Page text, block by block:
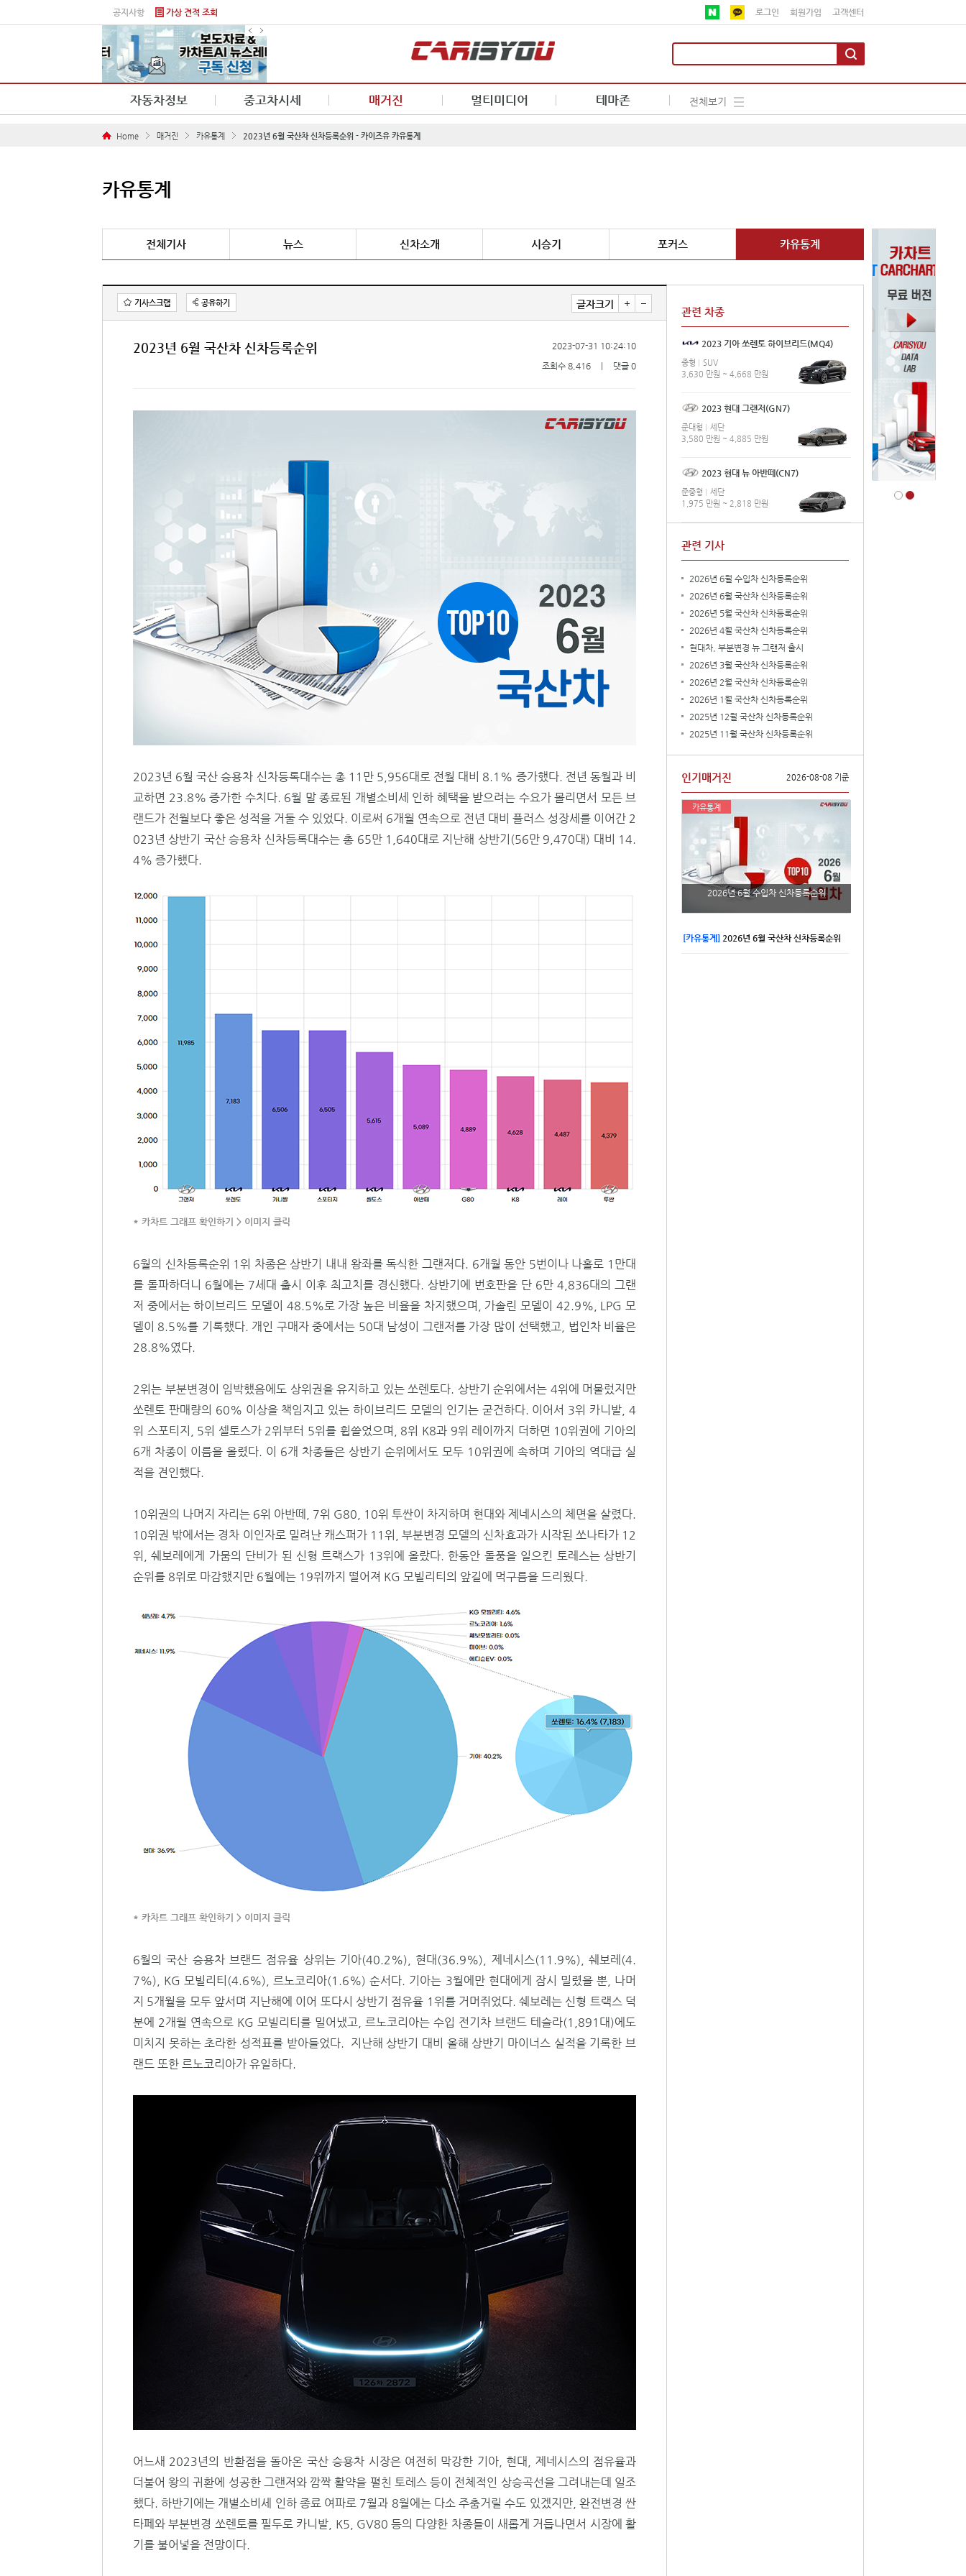
공지사항 가상 견적 조회 로그인 회원가입 고객센터
자동차정보 중고차시세 매거진 멀티미디어 테마존 전체보기
Home 매거진 카유통계 2023년 6월 국산차 신차등록순위 - 카이즈유 카유통계
카유통계
전체기사 뉴스 신차소개 시승기 포커스 카유통계
기사스크랩 공유하기 글자크기
2023년 6월 국산차 신차등록순위
2023-07-31 10:24:10
조회수 8,416
댓글 0
2023년 6월 국산 승용차 신차등록대수는 총 11만 5,956대로 전월 대비 8.1% 증가했다. 전년 동월과 비
교하면 23.8% 증가한 수치다. 6월 말 종료된 개별소비세 인하 혜택을 받으려는 수요가 몰리면서 모든 브
랜드가 전월보다 좋은 성적을 거둘 수 있었다. 이로써 6개월 연속으로 전년 대비 플러스 성장세를 이어간 2
023년 상반기 국산 승용차 신차등록대수는 총 65만 1,640대로 지난해 상반기(56만 9,470대) 대비 14.
4% 증가했다.
* 카차트 그래프 확인하기 > 이미지 클릭
6월의 신차등록순위 1위 차종은 상반기 내내 왕좌를 독식한 그랜저다. 6개월 동안 5번이나 나홀로 1만대
를 돌파하더니 6월에는 7세대 출시 이후 최고치를 경신했다. 상반기에 번호판을 단 6만 4,836대의 그랜
저 중에서는 하이브리드 모델이 48.5%로 가장 높은 비율을 차지했으며, 가솔린 모델이 42.9%, LPG 모
델이 8.5%를 기록했다. 개인 구매자 중에서는 50대 남성이 그랜저를 가장 많이 선택했고, 법인차 비율은
28.8%였다.
2위는 부분변경이 임박했음에도 상위권을 유지하고 있는 쏘렌토다. 상반기 순위에서는 4위에 머물렀지만
쏘렌토 판매량의 60% 이상을 책임지고 있는 하이브리드 모델의 인기는 굳건하다. 이어서 3위 카니발, 4
위 스포티지, 5위 셀토스가 2위부터 5위를 휩쓸었으며, 8위 K8과 9위 레이까지 더하면 10위권에 기아의
6개 차종이 이름을 올렸다. 이 6개 차종들은 상반기 순위에서도 모두 10위권에 속하며 기아의 역대급 실
적을 견인했다.
10위권의 나머지 자리는 6위 아반떼, 7위 G80, 10위 투싼이 차지하며 현대와 제네시스의 체면을 살렸다.
10위권 밖에서는 경차 이인자로 밀려난 캐스퍼가 11위, 부분변경 모델의 신차효과가 시작된 쏘나타가 12
위, 쉐보레에게 가뭄의 단비가 된 신형 트랙스가 13위에 올랐다. 한동안 돌풍을 일으킨 토레스는 상반기
순위를 8위로 마감했지만 6월에는 19위까지 떨어져 KG 모빌리티의 앞길에 먹구름을 드리웠다.
* 카차트 그래프 확인하기 > 이미지 클릭
6월의 국산 승용차 브랜드 점유율 상위는 기아(40.2%), 현대(36.9%), 제네시스(11.9%), 쉐보레(4.
7%), KG 모빌리티(4.6%), 르노코리아(1.6%) 순서다. 기아는 3월에만 현대에게 잠시 밀렸을 뿐, 나머
지 5개월을 모두 앞서며 지난해에 이어 또다시 상반기 점유율 1위를 거머쥐었다. 쉐보레는 신형 트랙스 덕
분에 2개월 연속으로 KG 모빌리티를 밀어냈고, 르노코리아는 수입 전기차 브랜드 테슬라(1,891대)에도
미치지 못하는 초라한 성적표를 받아들었다. 지난해 상반기 대비 올해 상반기 마이너스 실적을 기록한 브
랜드 또한 르노코리아가 유일하다.
어느새 2023년의 반환점을 돌아온 국산 승용차 시장은 여전히 막강한 기아, 현대, 제네시스의 점유율과
더불어 왕의 귀환에 성공한 그랜저와 깜짝 활약을 펼친 토레스 등이 전체적인 상승곡선을 그려내는데 일조
했다. 하반기에는 개별소비세 인하 종료 여파로 7월과 8월에는 다소 주춤거릴 수도 있겠지만, 완전변경 싼
타페와 부분변경 쏘렌토를 필두로 카니발, K5, GV80 등의 다양한 차종들이 새롭게 거듭나면서 시장에 활
기를 불어넣을 전망이다.
관련 차종
2023 기아 쏘렌토 하이브리드(MQ4)
중형
SUV
3,630 만원 ~ 4,668 만원
2023 현대 그랜저(GN7)
준대형
세단
3,580 만원 ~ 4,885 만원
2023 현대 뉴 아반떼(CN7)
준중형
세단
1,975 만원 ~ 2,818 만원
관련 기사
2026년 6월 수입차 신차등록순위
2026년 6월 국산차 신차등록순위
2026년 5월 국산차 신차등록순위
2026년 4월 국산차 신차등록순위
현대차, 부분변경 뉴 그랜저 출시
2026년 3월 국산차 신차등록순위
2026년 2월 국산차 신차등록순위
2026년 1월 국산차 신차등록순위
2025년 12월 국산차 신차등록순위
2025년 11월 국산차 신차등록순위
인기매거진 2026-08-08 기준
2026년 6월 수입차 신차등록순위
카유통계
[카유통계] 2026년 6월 국산차 신차등록순위